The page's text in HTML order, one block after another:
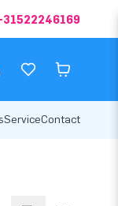
ServiceContact